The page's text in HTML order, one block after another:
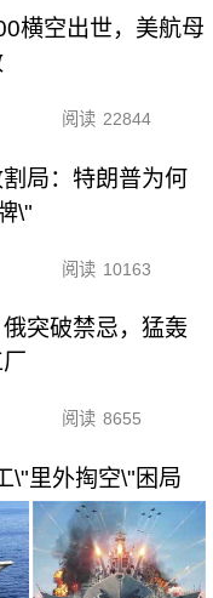
横空出世，美航母
阅读 22844
局：特朗普为何
\"
阅读 10163
突破禁忌，猛轰
阅读 8655
\"里外掏空\"困局